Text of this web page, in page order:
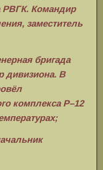
РВГК. Командир
заместитель
бригада
дивизиона. В
комплекса Р–12